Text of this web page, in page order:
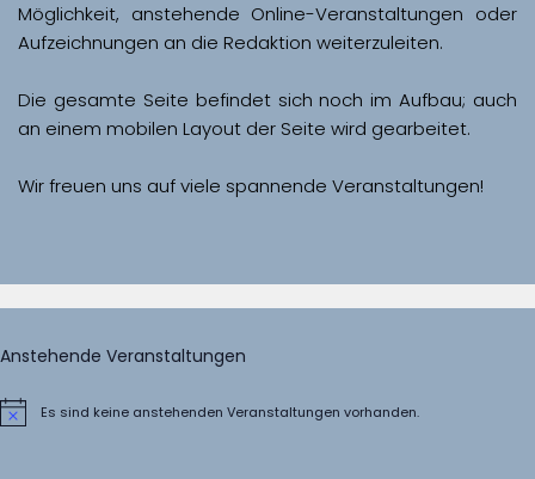
Möglichkeit, anstehende Online-Veranstaltungen oder
Aufzeichnungen an die Redaktion weiterzuleiten.
Die gesamte Seite befindet sich noch im Aufbau; auch
Wir freuen uns auf viele spannende Veranstaltungen!
Anstehende Veranstaltungen
HinweisEs sind keine anstehenden Veranstaltungen vorhanden.